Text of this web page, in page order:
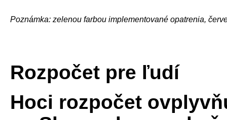
Poznámka: zelenou farbou implementované opatrenia,
Rozpočet pre ľudí
Hoci rozpočet